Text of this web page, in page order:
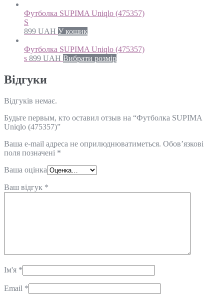
Футболка SUPIMA Uniqlo (475357)
S
899 UAH У кошик
Футболка SUPIMA Uniqlo (475357)
s 899 UAH Вибрати розмір
Відгуки
Відгуків немає.
Будьте первым, кто оставил отзыв на “Футболка SUPIMA
Uniqlo (475357)”
Ваша e-mail адреса не оприлюднюватиметься. Обов’язкові
поля позначені *
Ваша оцінка
Ваш відгук *
Ім'я *
Email *